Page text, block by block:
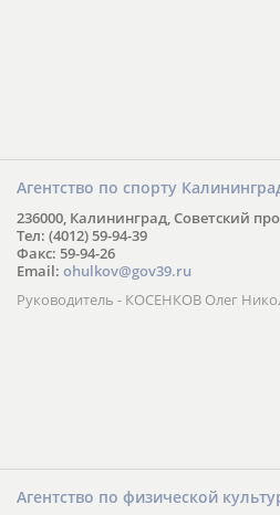
Агентство по спорту
236000, Калининград, Советский
Тел: (4012) 59-94-39
Факс: 59-94-26
Email: ohulkov@gov39.ru
Руководитель - КОСЕНКОВ Олег
Агентство по физической